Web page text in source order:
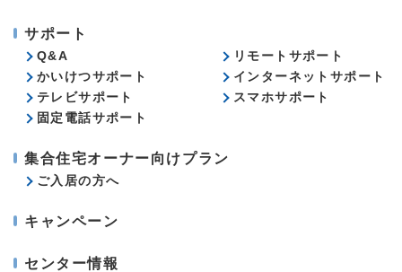
サポート
Q&A
リモートサポート
かいけつサポート
インターネットサポート
テレビサポート
スマホサポート
固定電話サポート
集合住宅オーナー向けプラン
ご入居の方へ
キャンペーン
センター情報